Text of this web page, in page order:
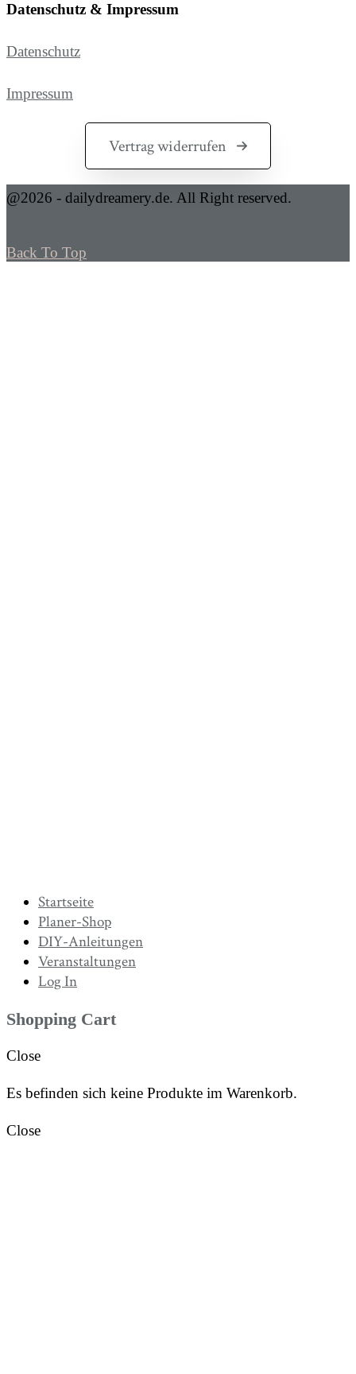
Datenschutz & Impressum
Datenschutz
Impressum
Vertrag widerrufen
@2026 - dailydreamery.de. All Right reserved.
Back To Top
Startseite
Planer-Shop
DIY-Anleitungen
Veranstaltungen
Log In
Shopping Cart
Close
Es befinden sich keine Produkte im Warenkorb.
Close